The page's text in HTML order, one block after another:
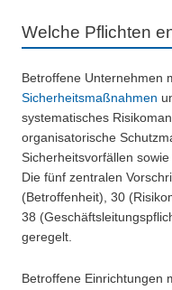
Welche Pflichten
Betroffene Unternehmen
Sicherheitsmaßnahmen
systematisches
organisatorische
Sicherheitsvorfällen
Die fünf zentralen
(Betroffenheit), 30
38
geregelt.
Betroffene Einrichtungen